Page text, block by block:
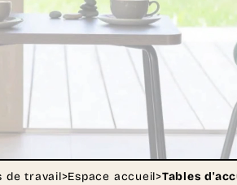
de travail>Espace accueil>Tables